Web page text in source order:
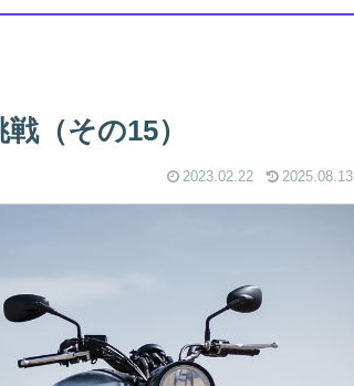
（その15）
2023.02.22 2025.08.13